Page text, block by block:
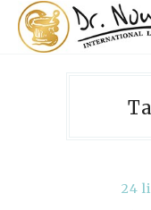
24